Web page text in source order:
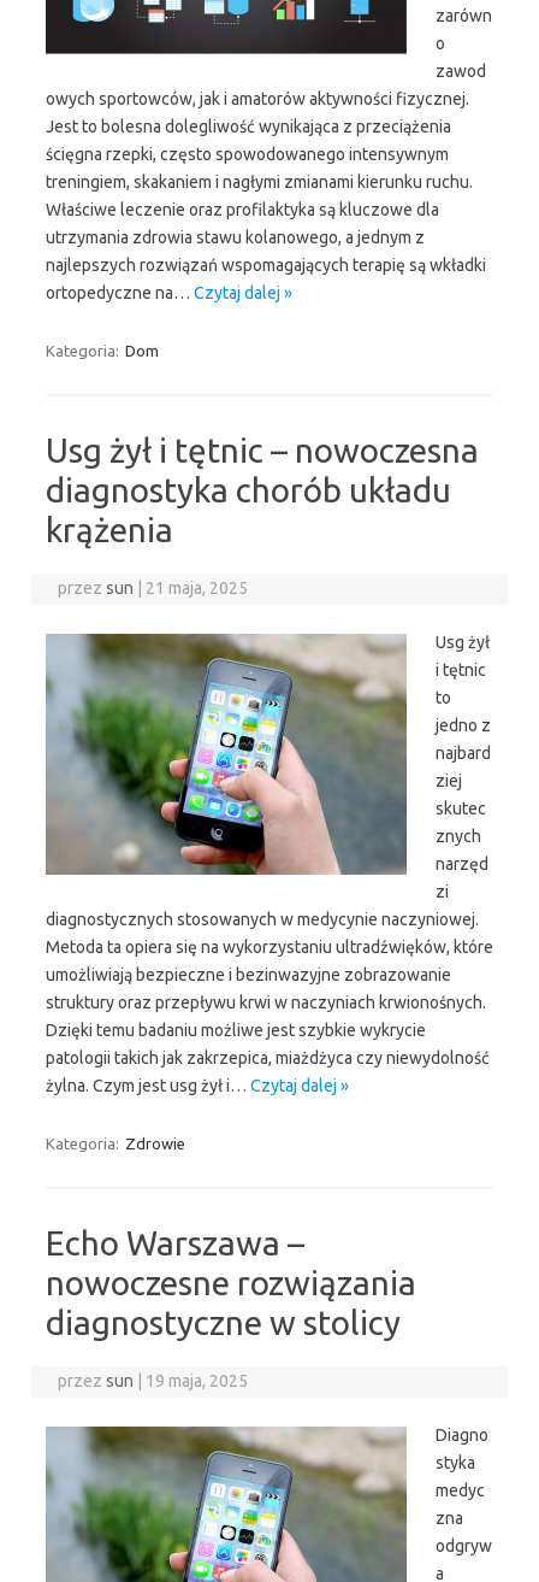
zarówn
o
zawod
owych sportowców, jak i amatorów aktywności fizycznej.
Jest to bolesna dolegliwość wynikająca z przeciążenia
ścięgna rzepki, często spowodowanego intensywnym
treningiem, skakaniem i nagłymi zmianami kierunku ruchu.
Właściwe leczenie oraz profilaktyka są kluczowe dla
utrzymania zdrowia stawu kolanowego, a jednym z
najlepszych rozwiązań wspomagających terapię są wkładki
ortopedyczne na… Czytaj dalej »
Kategoria: Dom
Usg żył i tętnic – nowoczesna
diagnostyka chorób układu
krążenia
przezsun 21 maja, 2025
Usg żył
i tętnic
to
jedno z
najbard
ziej
skutec
znych
narzęd
zi
diagnostycznych stosowanych w medycynie naczyniowej.
Metoda ta opiera się na wykorzystaniu ultradźwięków, które
umożliwiają bezpieczne i bezinwazyjne zobrazowanie
struktury oraz przepływu krwi w naczyniach krwionośnych.
Dzięki temu badaniu możliwe jest szybkie wykrycie
patologii takich jak zakrzepica, miażdżyca czy niewydolność
żylna. Czym jest usg żył i… Czytaj dalej »
Kategoria: Zdrowie
Echo Warszawa –
nowoczesne rozwiązania
diagnostyczne w stolicy
przezsun 19 maja, 2025
Diagno
styka
medyc
zna
odgryw
a